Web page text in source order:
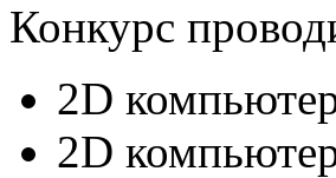
Конкурс
2D
2D